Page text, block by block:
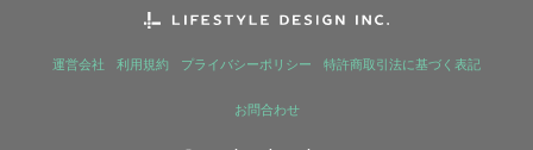
運営会社 利用規約 プライバシーポリシー 特許商取引法に基づく表記
お問合わせ